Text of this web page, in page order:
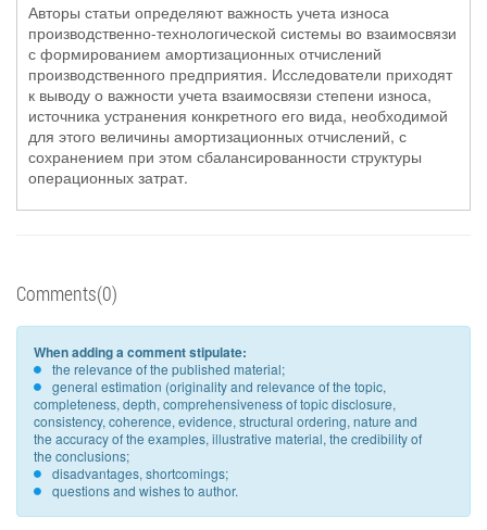
Авторы статьи определяют важность учета износа
производственно-технологической системы во взаимосвязи
с формированием амортизационных отчислений
производственного предприятия. Исследователи приходят
к выводу о важности учета взаимосвязи степени износа,
источника устранения конкретного его вида, необходимой
для этого величины амортизационных отчислений, с
сохранением при этом сбалансированности структуры
операционных затрат.
Comments(0)
When adding a comment stipulate:
the relevance of the published material;
general estimation (originality and relevance of the topic,
completeness, depth, comprehensiveness of topic disclosure,
consistency, coherence, evidence, structural ordering, nature and
the accuracy of the examples, illustrative material, the credibility of
the conclusions;
disadvantages, shortcomings;
questions and wishes to author.